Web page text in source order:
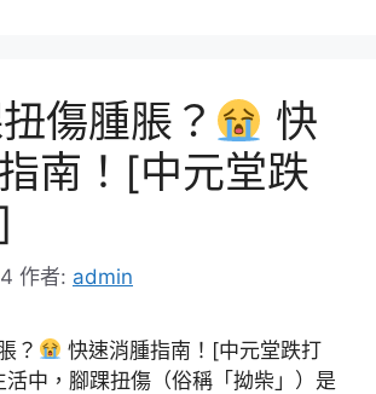
傷腫脹？
快
南！[中元堂跌
作者: admin
？
快速消腫指南！[中元堂跌打
中，腳踝扭傷（俗稱「拗柴」）是